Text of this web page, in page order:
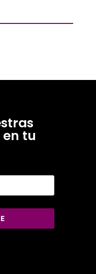
tu